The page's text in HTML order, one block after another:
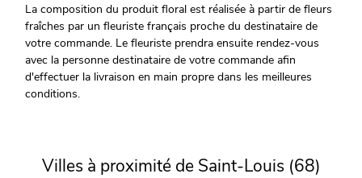
La composition du produit floral est réalisée à partir de fleurs
fraîches par un fleuriste français proche du destinataire de
votre commande. Le fleuriste prendra ensuite rendez-vous
avec la personne destinataire de votre commande afin
d'effectuer la livraison en main propre dans les meilleures
conditions.
Villes à proximité de Saint-Louis (68)